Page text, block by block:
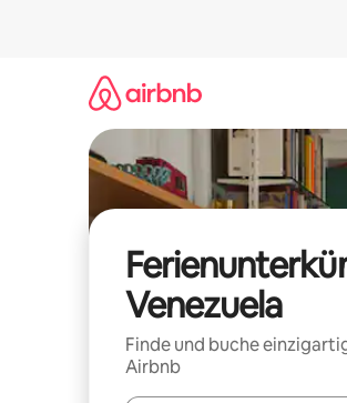
Venezuela
Finde und buche
Airbnb